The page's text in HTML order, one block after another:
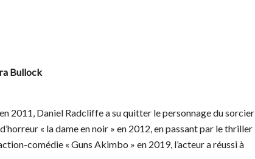
Bullock
2011, Daniel Radcliffe a su quitter le personnage du sorcier
« la dame en noir » en 2012, en passant par le thriller
comédie « Guns Akimbo » en 2019, l’acteur a réussi à